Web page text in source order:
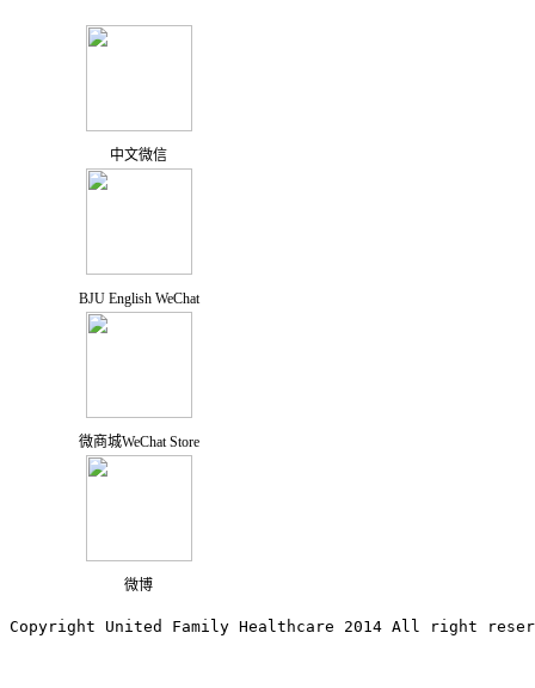
中文微信
BJU English WeChat
微商城WeChat Store
微博
Copyright United Family Healthcare 2014 All right